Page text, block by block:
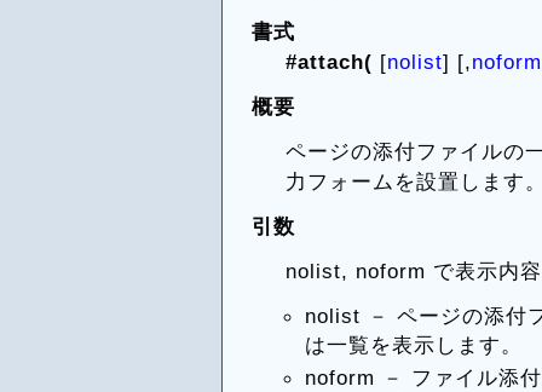
書式
#attach( [nolist] [,noform
概要
ページの添付ファイルの
力フォームを設置します
引数
nolist, noform で表示内
nolist － ページの添付
は一覧を表示します。
noform － ファイル添